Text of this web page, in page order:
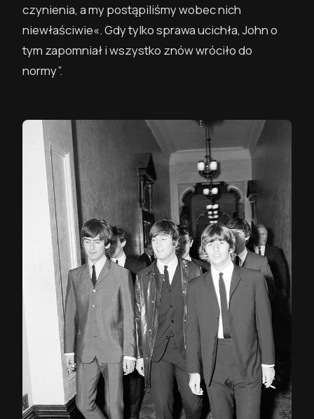
czynienia, a my postąpiliśmy wobec nich
niewłaściwie«. Gdy tylko sprawa ucichła, John o
tym zapomniał i wszystko znów wróciło do
normy”.